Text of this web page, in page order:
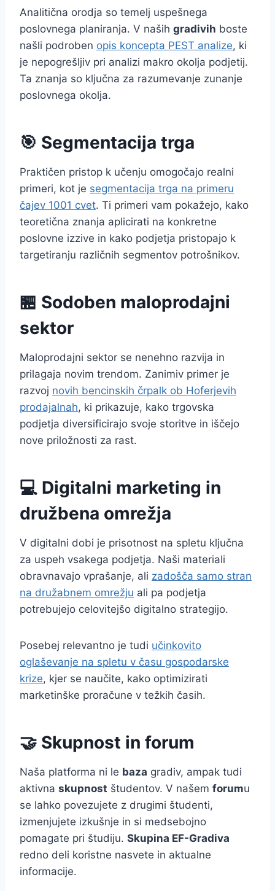
Analitična orodja so temelj uspešnega
poslovnega planiranja. V naših gradivih boste
našli podroben opis koncepta PEST analize, ki
je nepogrešljiv pri analizi makro okolja podjetij.
Ta znanja so ključna za razumevanje zunanje
poslovnega okolja.
🎯 Segmentacija trga
Praktičen pristop k učenju omogočajo realni
primeri, kot je segmentacija trga na primeru
čajev 1001 cvet. Ti primeri vam pokažejo, kako
teoretična znanja aplicirati na konkretne
poslovne izzive in kako podjetja pristopajo k
targetiranju različnih segmentov potrošnikov.
🏪 Sodoben maloprodajni
sektor
Maloprodajni sektor se nenehno razvija in
prilagaja novim trendom. Zanimiv primer je
razvoj novih bencinskih črpalk ob Hoferjevih
prodajalnah, ki prikazuje, kako trgovska
podjetja diversificirajo svoje storitve in iščejo
nove priložnosti za rast.
💻 Digitalni marketing in
družbena omrežja
V digitalni dobi je prisotnost na spletu ključna
za uspeh vsakega podjetja. Naši materiali
obravnavajo vprašanje, ali zadošča samo stran
na družabnem omrežju ali pa podjetja
potrebujejo celovitejšo digitalno strategijo.
Posebej relevantno je tudi učinkovito
oglaševanje na spletu v času gospodarske
krize, kjer se naučite, kako optimizirati
marketinške proračune v težkih časih.
🤝 Skupnost in forum
Naša platforma ni le baza gradiv, ampak tudi
aktivna skupnost študentov. V našem forumu
se lahko povezujete z drugimi študenti,
izmenjujete izkušnje in si medsebojno
pomagate pri študiju. Skupina EF-Gradiva
redno deli koristne nasvete in aktualne
informacije.